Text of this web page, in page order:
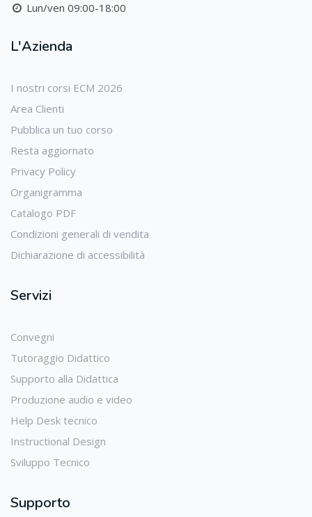
Lun/ven 09:00-18:00
L'Azienda
I nostri corsi ECM 2026
Area Clienti
Pubblica un tuo corso
Resta aggiornato
Privacy Policy
Organigramma
Catalogo PDF
Condizioni generali di vendita
Dichiarazione di accessibilità
Servizi
Convegni
Tutoraggio Didattico
Supporto alla Didattica
Produzione audio e video
Help Desk tecnico
Instructional Design
Sviluppo Tecnico
Supporto